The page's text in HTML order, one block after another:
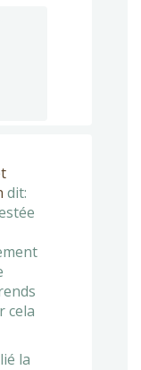
dit:
cela
la